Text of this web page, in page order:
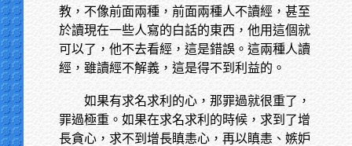
教，不像前面兩種，前面兩種人不讀經，甚至
於讀現在一些人寫的白話的東西，他用這個就
可以了，他不去看經，這是錯誤。這兩種人讀
經，雖讀經不解義，這是得不到利益的。
如果有求名求利的心，那罪過就很重了，
罪過極重。如果在求名求利的時候，求到了增
長貪心，求不到增長瞋恚心，再以瞋恚、嫉妒